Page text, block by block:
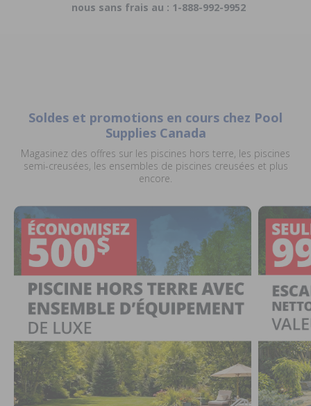
nous sans frais au : 1-888-992-9952
Soldes et promotions en cours chez Pool
Supplies Canada
Magasinez des offres sur les piscines hors terre, les piscines
semi-creusées, les ensembles de piscines creusées et plus
encore.